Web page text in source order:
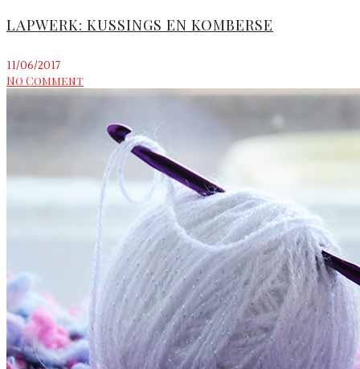
LAPWERK: KUSSINGS EN KOMBERSE
11/06/2017
No Comment